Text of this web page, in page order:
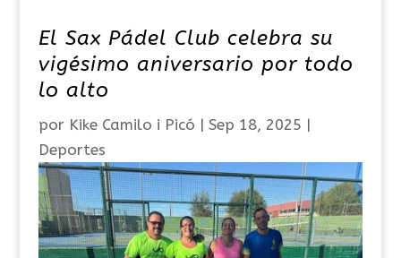
El Sax Pádel Club celebra su
vigésimo aniversario por todo
lo alto
por Kike Camilo i Picó | Sep 18, 2025 |
Deportes